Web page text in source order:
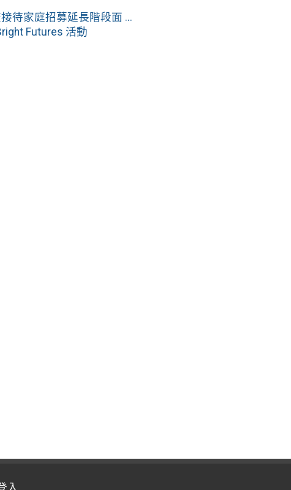
待家庭招募延長階段面 ...
Futures 活動